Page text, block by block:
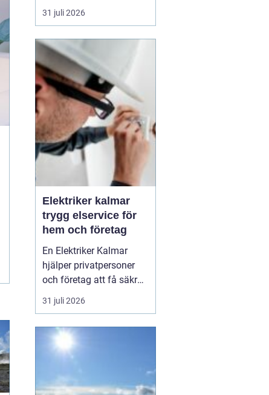
ett tydligt ansvar:
ekonomin måste vara i
örebro handlar inte
om att följa lagen, utan
om att skapa k...
31 juli 2026
Elektriker kalmar
trygg elservice för
hem och företag
En Elektriker Kalmar
hjälper privatpersoner
och företag att få säkra,
energieffektiva och
framtidssäkra
mindre servicejobb i
villan till omfattande
fastigheter och industrier
31 juli 2026